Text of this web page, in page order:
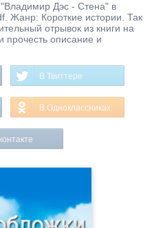
"Владимир Дэс - Стена" в
Жанр: Короткие истории. Так
отрывок из книги на
прочесть описание и
В Твиттере
В Одноклассниках